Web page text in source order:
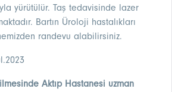
yürütülür. Taş tedavisinde lazer
Bartın Üroloji hastalıkları
randevu alabilirsiniz.
Aktıp Hastanesi uzman